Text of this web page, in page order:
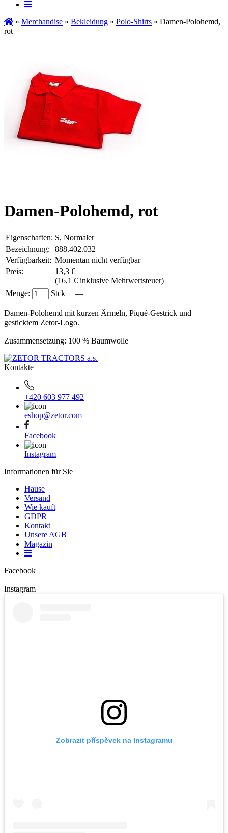
» Merchandise » Bekleidung » Polo-Shirts » Damen-Polohemd,
rot
Damen-Polohemd, rot
Eigenschaften: S, Normaler
Bezeichnung:
888.402.032
Verfügbarkeit: Momentan nicht verfügbar
Preis:
13,3 €
(16,1 € inklusive Mehrwertsteuer)
Menge:
Stck —
Damen-Polohemd mit kurzen Ärmeln, Piqué-Gestrick und
gesticktem Zetor-Logo.
Zusammensetzung: 100 % Baumwolle
Kontakte
+420 603 977 492
eshop@zetor.com
Facebook
Instagram
Informationen für Sie
Hause
Versand
Wie kauft
GDPR
Kontakt
Unsere AGB
Magazin
Facebook
Instagram
Zobrazit příspěvek na Instagramu